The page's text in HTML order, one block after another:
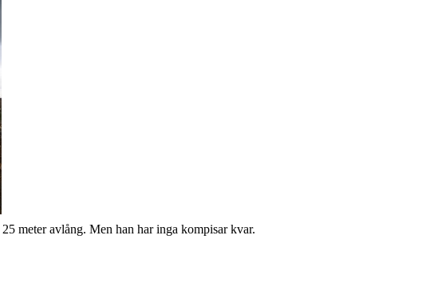
meter avlång. Men han har inga kompisar kvar.